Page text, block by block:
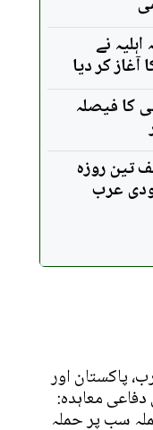
نے
کر دیا
کا فیصلہ
تین روزہ
عرب
پاکستان اور
معاہدہ:
سب پر حملہ